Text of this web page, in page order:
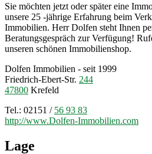
Sie möchten jetzt oder später eine
unsere 25 -jährige Erfahrung beim
Immobilien. Herr Dolfen steht Ihnen
Beratungsgespräch zur Verfügung!
unseren schönen Immobilienshop.
Dolfen Immobilien - seit 1999
Friedrich-Ebert-Str. 244
47800 Krefeld
Tel.: 02151 / 56 93 83
http://www.Dolfen-Immobilien.com
Lage